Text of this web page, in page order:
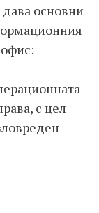
дава основни
с цел